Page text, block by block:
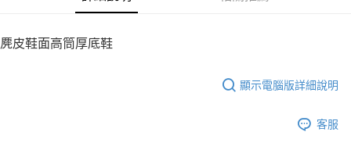
麂皮鞋面高筒厚底鞋
顯示電腦版詳細說明
客服